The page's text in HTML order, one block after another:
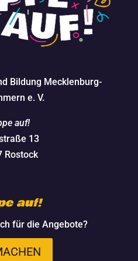
Bildung Mecklenburg-
e. V.
auf!
13
Rostock
auf!
für die Angebote?